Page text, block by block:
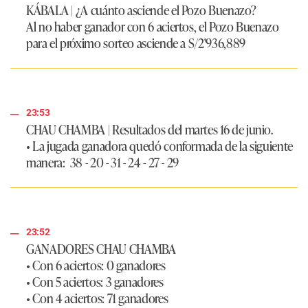
KÁBALA| ¿A cuánto asciende el Pozo Buenazo?
Al no haber ganador con 6 aciertos, el Pozo Buenazo
para el próximo sorteo asciende aS/2'936,889
23:53
CHAU CHAMBA |Resultados del martes 16 de junio.
• La jugada ganadora quedó conformada de la siguiente
manera: 38 - 20 - 31 - 24 - 27 - 29
23:52
GANADORES CHAU CHAMBA
• Con 6 aciertos: 0 ganadores
• Con 5 aciertos: 3 ganadores
• Con 4 aciertos: 71 ganadores